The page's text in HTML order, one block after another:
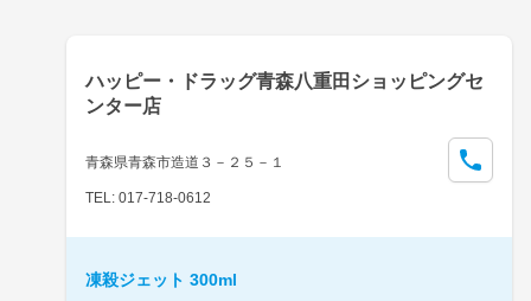
取扱店検索はこちら
ハッピー・ドラッグ青森八重田ショッピングセ
ンター店
青森県青森市造道３－２５－１
TEL: 017-718-0612
凍殺ジェット 300ml